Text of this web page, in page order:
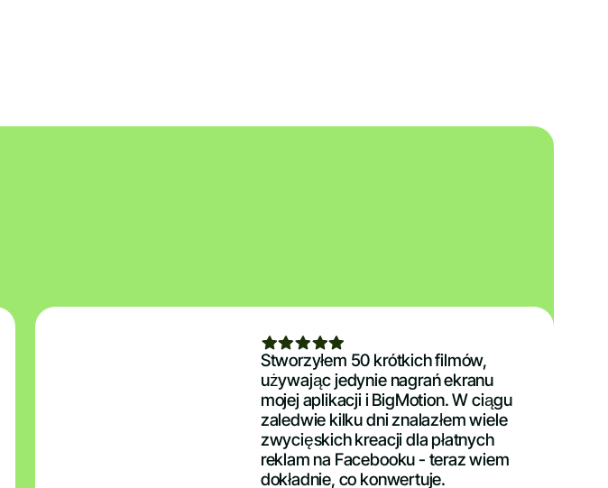
Stworzyłem 50 krótkich filmów,
używając jedynie nagrań ekranu
mojej aplikacji i BigMotion. W ciągu
zaledwie kilku dni znalazłem wiele
zwycięskich kreacji dla płatnych
reklam na Facebooku - teraz wiem
dokładnie, co konwertuje.